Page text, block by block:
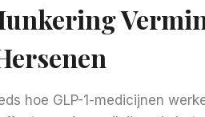
hoe GLP-1-medicijnen